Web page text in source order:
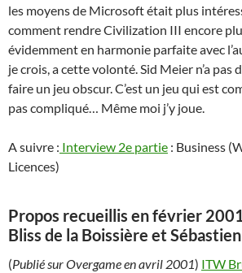
les moyens de Microsoft était plus
comment rendre Civilization III encore
évidemment en harmonie parfaite avec
je crois, a cette volonté. Sid Meier n’a
faire un jeu obscur. C’est un jeu qui est
pas compliqué… Même moi j’y joue.
A suivre : Interview 2e partie : Business
Licences)
Propos recueillis en février
Bliss de la Boissière et
(Publié sur Overgame en avril 2001) ITW